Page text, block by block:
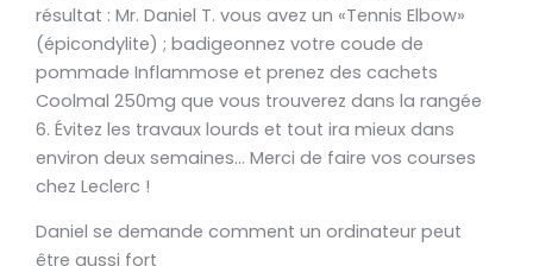
résultat : Mr. Daniel T. vous avez un «Tennis Elbow»
(épicondylite) ; badigeonnez votre coude de
pommade Inflammose et prenez des cachets
Coolmal 250mg que vous trouverez dans la rangée
6. Évitez les travaux lourds et tout ira mieux dans
environ deux semaines… Merci de faire vos courses
chez Leclerc !
Daniel se demande comment un ordinateur peut
être aussi fort